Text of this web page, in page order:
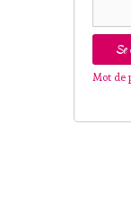
Se
Mot de